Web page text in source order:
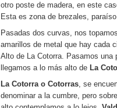
otro poste de madera, en este
Esta es zona de brezales,
Pasadas dos curvas, nos
amarillos de metal que hay cada
Alto de La Cotorra. Pasamos
llegamos a lo más alto de La
La Cotorra o Cotorras, se
denominar a la cumbre, pero